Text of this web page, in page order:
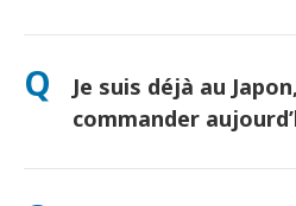
Récupération à l’aéroport ou
il suffit de déposer le colis dans
Aucune file d’attente, aucun
Q
Je suis déjà au
commander
Oui ! Retrait le jour même à